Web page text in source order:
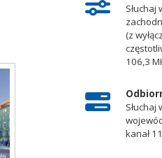
(z
106,3
Słuchaj
kanał